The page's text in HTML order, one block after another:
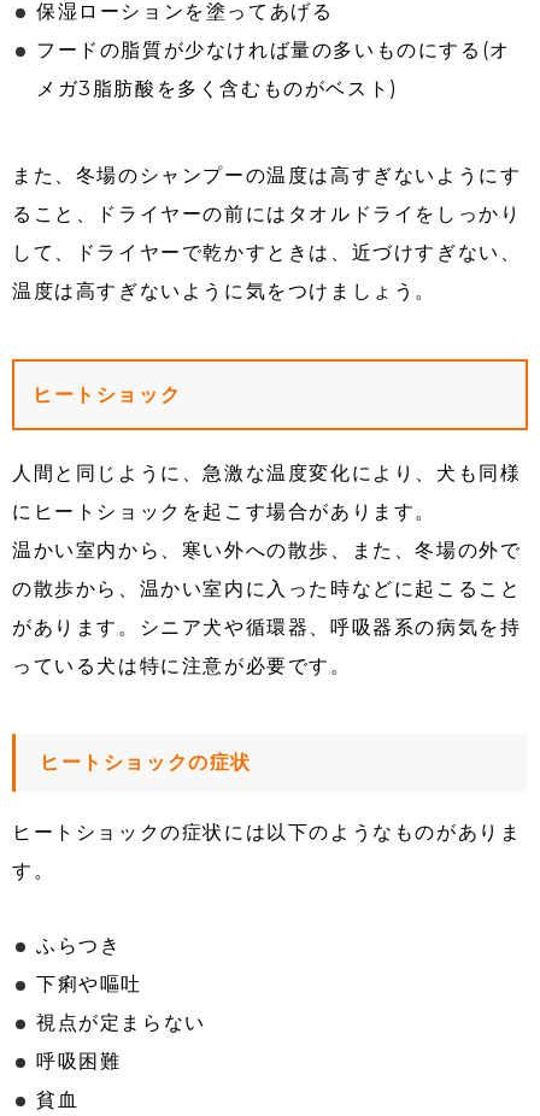
保湿ローションを塗ってあげる
フードの脂質が少なければ量の多いものにする(オ
メガ3脂肪酸を多く含むものがベスト)
また、冬場のシャンプーの温度は高すぎないようにす
ること、ドライヤーの前にはタオルドライをしっかり
して、ドライヤーで乾かすときは、近づけすぎない、
温度は高すぎないように気をつけましょう。
ヒートショック
人間と同じように、急激な温度変化により、犬も同様
にヒートショックを起こす場合があります。
温かい室内から、寒い外への散歩、また、冬場の外で
の散歩から、温かい室内に入った時などに起こること
があります。シニア犬や循環器、呼吸器系の病気を持
っている犬は特に注意が必要です。
ヒートショックの症状
ヒートショックの症状には以下のようなものがありま
す。
ふらつき
下痢や嘔吐
視点が定まらない
呼吸困難
貧血